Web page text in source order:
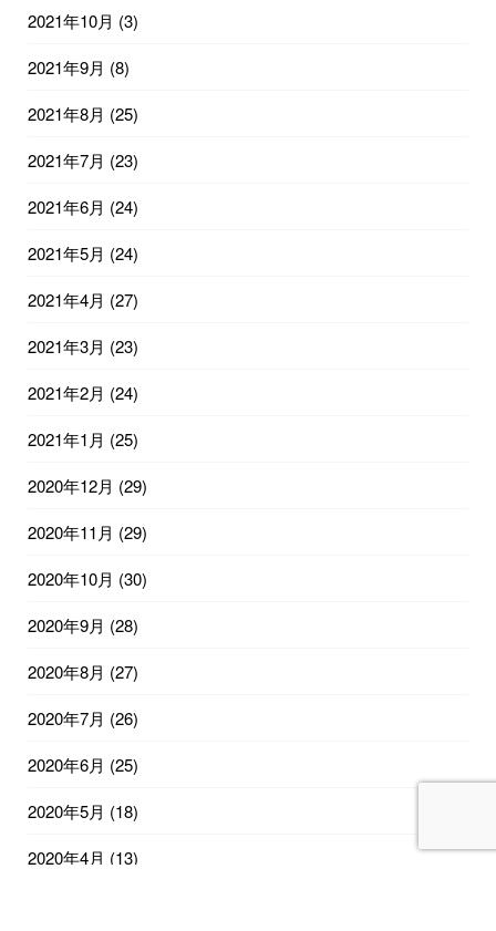
2021年10月 (3)
2021年9月 (8)
2021年8月 (25)
2021年7月 (23)
2021年6月 (24)
2021年5月 (24)
2021年4月 (27)
2021年3月 (23)
2021年2月 (24)
2021年1月 (25)
2020年12月 (29)
2020年11月 (29)
2020年10月 (30)
2020年9月 (28)
2020年8月 (27)
2020年7月 (26)
2020年6月 (25)
2020年5月 (18)
2020年4月 (13)